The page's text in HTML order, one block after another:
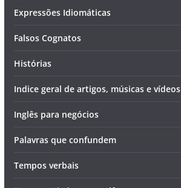
Expressões Idiomáticas
Falsos Cognatos
Histórias
Indice geral de artigos, músicas e vídeos
Inglês para negócios
Palavras que confundem
Tempos verbais